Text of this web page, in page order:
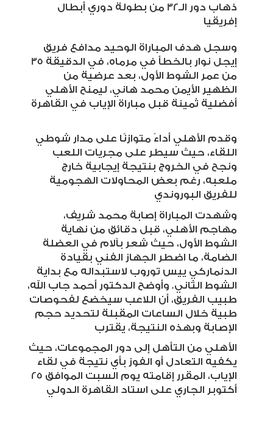
ذهاب دور
الـ32
من بطولة دوري أبطال
إفريقيا
وسجل هدف المباراة الوحيد مدافع فريق
إيجل نوار بالخطأ في مرماه، في الدقيقة 35
من عمر الشوط الأول، بعد عرضية من
الظهير الأيمن محمد هاني، ليمنح الأهلي
أفضلية ثمينة قبل مباراة الإياب في القاهرة
وقدم الأهلي أداءً متوازنًا على مدار شوطي
اللقاء، حيث سيطر على مجريات اللعب
ونجح في الخروج بنتيجة إيجابية خارج
ملعبه، رغم بعض المحاولات الهجومية
للفريق البوروندي
وشهدت المباراة إصابة محمد شريف،
مهاجم الأهلي، قبل دقائق من نهاية
الشوط الأول، حيث شعر بآلام في العضلة
الضامة، ما اضطر الجهاز الفني بقيادة
الدنماركي ييس توروب لاستبداله مع بداية
الشوط الثاني. وأوضح الدكتور أحمد جاب الله،
طبيب الفريق، أن اللاعب سيخضع لفحوصات
طبية خلال الساعات المقبلة لتحديد حجم
الإصابة وبهذه النتيجة، يقترب
الأهلي من التأهل إلى دور المجموعات، حيث
يكفيه التعادل أو الفوز بأي نتيجة في لقاء
الإياب، المقرر إقامته يوم السبت الموافق 25
أكتوبر الجاري على استاد القاهرة الدولي